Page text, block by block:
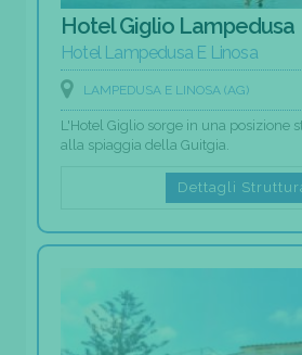
Hotel Giglio Lampedusa
Hotel Lampedusa E Linosa
LAMPEDUSA E LINOSA (AG)
L'Hotel Giglio sorge in una posizione
alla spiaggia della Guitgia.
Dettagli